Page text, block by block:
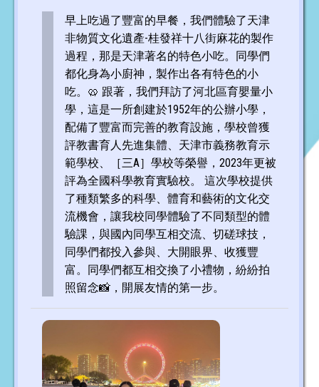
早上吃過了豐富的早餐，我們體驗了天津
非物質文化遺產-桂發祥十八街麻花的製作
過程，那是天津著名的特色小吃。同學們
都化身為小廚神，製作出各有特色的小
吃。🥨 跟著，我們拜訪了河北區育嬰量小
學，這是一所創建於1952年的公辦小學，
配備了豐富而完善的教育設施，學校曾獲
評教書育人先進集體、天津市義務教育示
範學校、［三A］學校等榮譽，2023年更被
評為全國科學教育實驗校。 這次學校提供
了種類繁多的科學、體育和藝術的文化交
流機會，讓我校同學體驗了不同類型的體
驗課，與國內同學互相交流、切磋球技，
同學們都投入參與、大開眼界、收獲豐
富。同學們都互相交換了小禮物，紛紛拍
照留念📸，開展友情的第一步。